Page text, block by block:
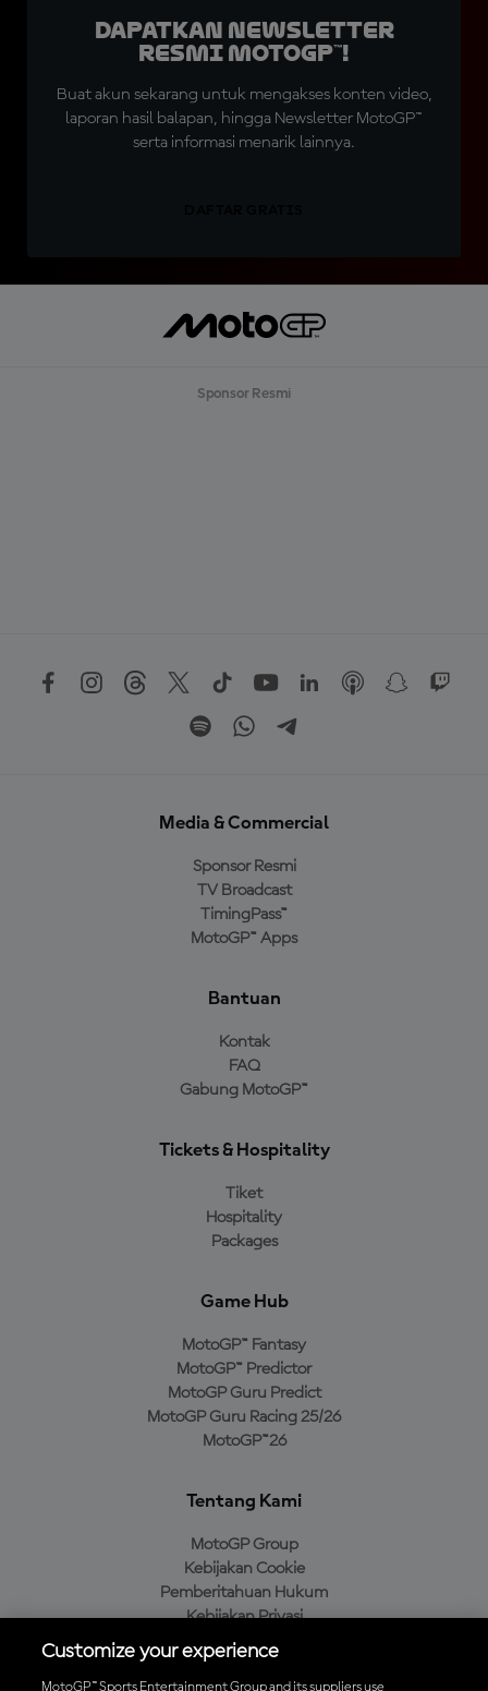
Dapatkan Newsletter
Resmi MotoGP™!
Buat akun sekarang untuk mengakses konten video,
laporan hasil balapan, hingga Newsletter MotoGP™
serta informasi menarik lainnya.
Sponsor Resmi
Media & Commercial
Sponsor Resmi
TV Broadcast
TimingPass™
MotoGP™ Apps
Bantuan
Kontak
FAQ
Gabung MotoGP™
Tickets & Hospitality
Tiket
Hospitality
Packages
Game Hub
MotoGP™ Fantasy
MotoGP™ Predictor
MotoGP Guru Predict
MotoGP Guru Racing 25/26
MotoGP™26
Tentang Kami
MotoGP Group
Kebijakan Cookie
Pemberitahuan Hukum
Kebijakan Privasi
Kebijakan Pembelian
Customize your experience
MotoGP™ Sports Entertainment Group and its suppliers use